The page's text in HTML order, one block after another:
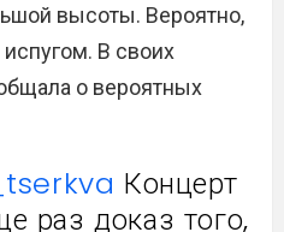
высоты. Вероятно,
В своих
о вероятных
Концерт
раз доказ того,